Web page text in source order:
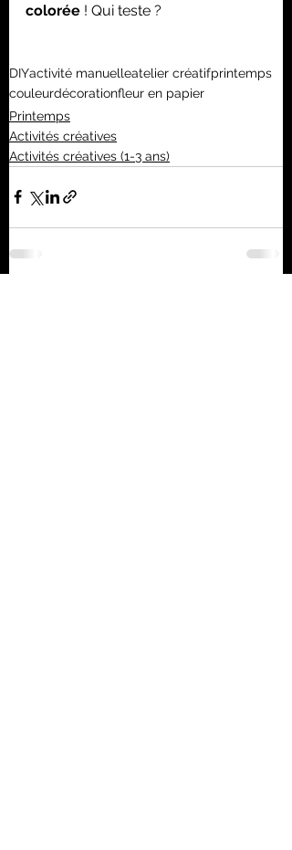
colorée ! Qui teste ?
DIYactivité manuelleatelier créatifprintemps
couleurdécorationfleur en papier
Printemps
Activités créatives
Activités créatives (1-3 ans)